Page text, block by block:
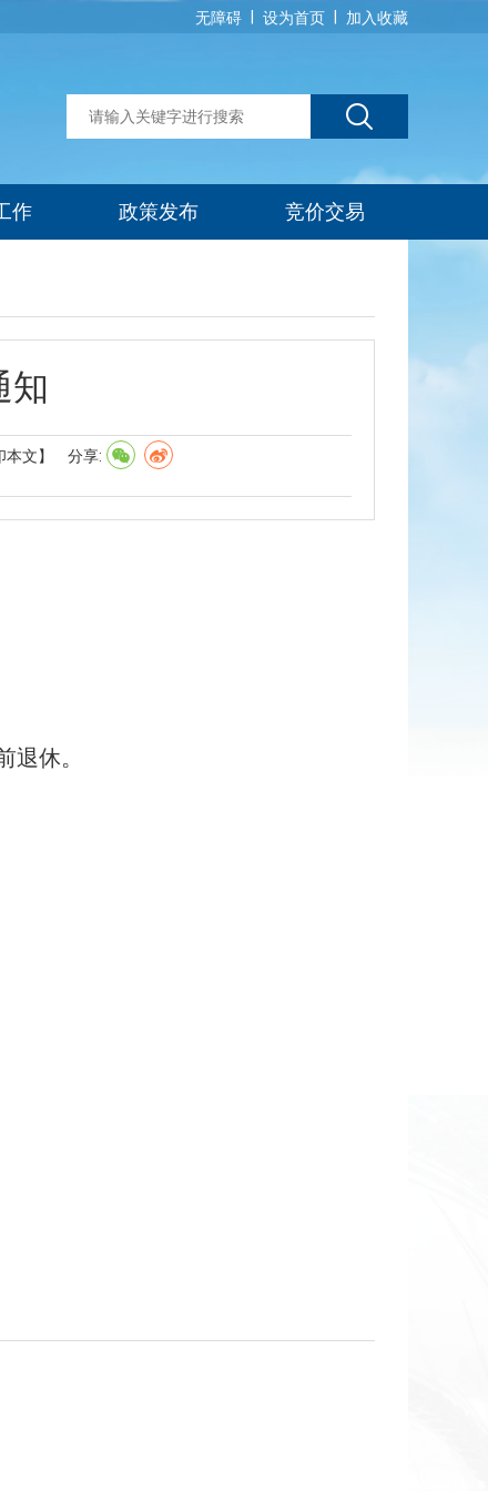
无障碍 设为首页 加入收藏
作 政策发布 竞价交易
知
本文】 分享:
休。